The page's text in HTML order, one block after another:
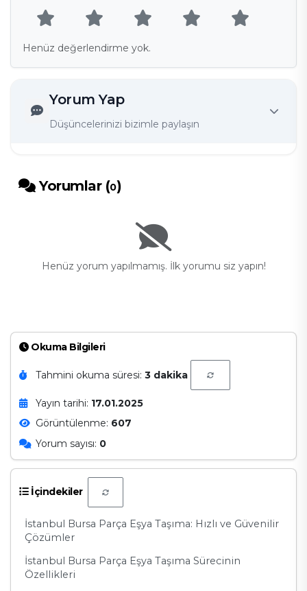
Okuma Bilgileri
Tahmini okuma süresi: 3 dakika
Yayın tarihi: 17.01.2025
Görüntülenme: 607
Yorum sayısı: 0
İçindekiler
İstanbul Bursa Parça Eşya Taşıma: Hızlı ve Güvenilir
Çözümler
İstanbul Bursa Parça Eşya Taşıma Sürecinin
Özellikleri
Henüz değerlendirme yok.
Yorum Yap
Düşüncelerinizi bizimle paylaşın
Yorumlar (0)
Henüz yorum yapılmamış. İlk yorumu siz yapın!